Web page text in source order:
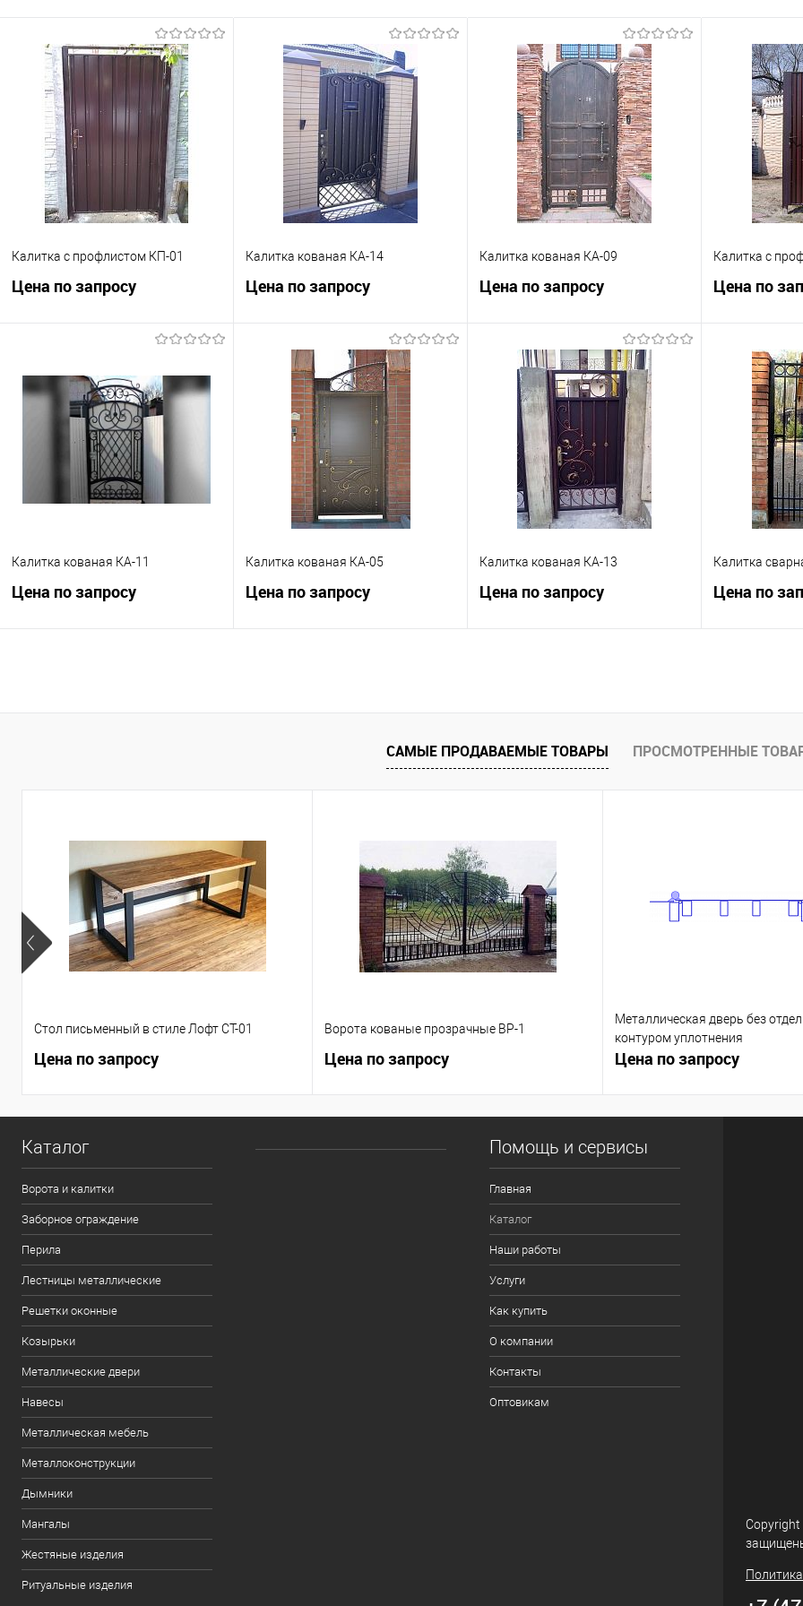
Калитка с профлистом КП-01
Цена по запросу
Запросить цену
Купить в 1 клик
К сравнению
В избранное
Под заказ
Калитка кованая КА-14
Цена по запросу
Запросить цену
Купить в 1 клик
К сравнению
В избранное
Под заказ
Калитка кованая КА-09
Цена по запросу
Запросить цену
Купить в 1 клик
К сравнению
В избранное
Под заказ
Калитка с
Цена по
Купить в 1
В избранное
Калитка кованая КА-11
Цена по запросу
Калитка кованая КА-05
Цена по запросу
Калитка кованая КА-13
Цена по запросу
Калитка
Цена по
САМЫЕ ПРОДАВАЕМЫЕ ТОВАРЫ ПРОСМОТРЕННЫЕ
Стол письменный в стиле Лофт СТ-01
Цена по запросу
Ворота кованые прозрачные ВР-1
Цена по запросу
Металлическая дверь без
контуром уплотнения
Цена по запросу
Каталог
Ворота и калитки
Заборное ограждение
Перила
Лестницы металлические
Решетки оконные
Козырьки
Металлические двери
Навесы
Металлическая мебель
Металлоконструкции
Дымники
Мангалы
Жестяные изделия
Ритуальные изделия
Помощь и сервисы
Главная
Каталог
Наши работы
Услуги
Как купить
О компании
Контакты
Оптовикам
Copyright